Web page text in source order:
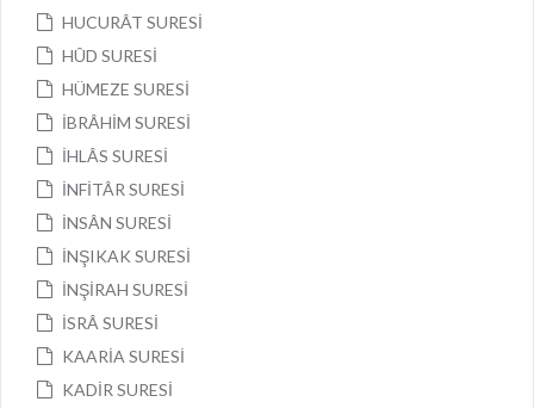
HUCURÂT SURESİ
HÛD SURESİ
HÜMEZE SURESİ
İBRÂHİM SURESİ
İHLÂS SURESİ
İNFİTÂR SURESİ
İNSÂN SURESİ
İNŞIKAK SURESİ
İNŞİRAH SURESİ
İSRÂ SURESİ
KAARİA SURESİ
KADİR SURESİ